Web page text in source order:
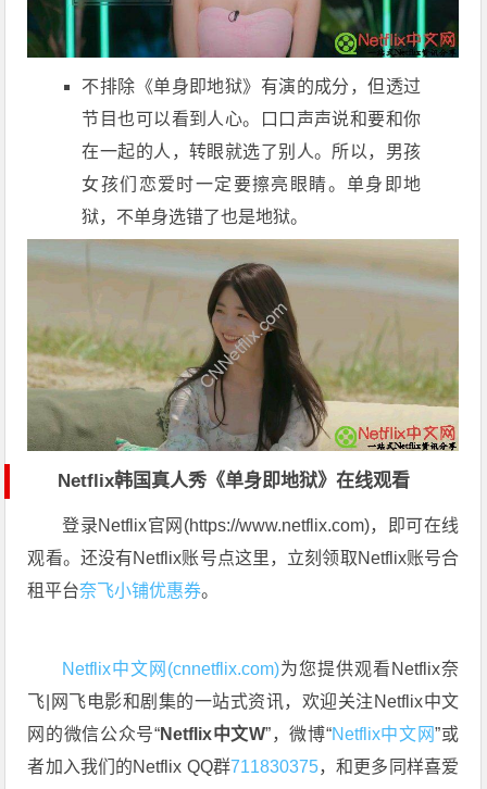
不排除《单身即地狱》有演的成分，但透过
节目也可以看到人心。口口声声说和要和你
在一起的人，转眼就选了别人。所以，男孩
女孩们恋爱时一定要擦亮眼睛。单身即地
狱，不单身选错了也是地狱。
Netflix韩国真人秀《单身即地狱》在线观看
登录Netflix官网(https://www.netflix.com)，即可在线
观看。还没有Netflix账号点这里，立刻领取Netflix账号合
租平台奈飞小铺优惠券。
Netflix中文网(cnnetflix.com)为您提供观看Netflix奈
飞|网飞电影和剧集的一站式资讯，欢迎关注Netflix中文
网的微信公众号“Netflix中文W”，微博“Netflix中文网”或
者加入我们的Netflix QQ群711830375，和更多同样喜爱